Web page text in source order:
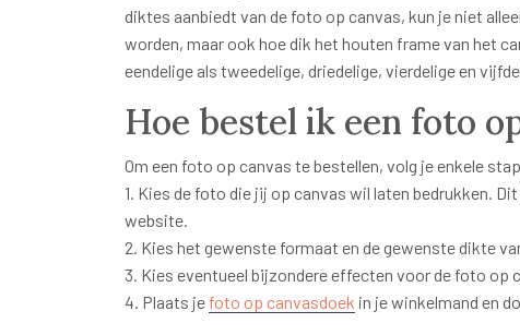
diktes aanbiedt van de foto op canvas, kun je niet
worden, maar ook hoe dik het houten frame van het
eendelige als tweedelige, driedelige, vierdelige en
Hoe bestel ik een foto
Om een foto op canvas te bestellen, volg je enkele
1. Kies de foto die jij op canvas wil laten bedrukken.
website.
2. Kies het gewenste formaat en de gewenste dikte
3. Kies eventueel bijzondere effecten voor de foto
4. Plaats je foto op canvasdoek in je winkelmand en